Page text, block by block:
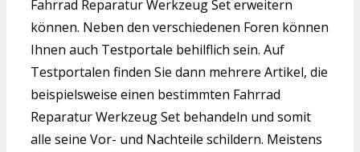
Fahrrad Reparatur Werkzeug Set erweitern
können. Neben den verschiedenen Foren können
Ihnen auch Testportale behilflich sein. Auf
Testportalen finden Sie dann mehrere Artikel, die
beispielsweise einen bestimmten Fahrrad
Reparatur Werkzeug Set behandeln und somit
alle seine Vor- und Nachteile schildern. Meistens